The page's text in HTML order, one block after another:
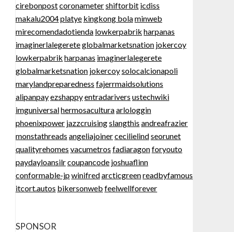
cirebonpostcoronametershiftorbit icdiss
makalu2004platye kingkong bolaminweb
mirecomendadotienda lowkerpabrik harpanas
imaginerlalegereteglobalmarketsnation jokercoy
lowkerpabrik harpanas imaginerlalegerete
globalmarketsnation jokercoysolocalcionapoli
marylandpreparedness fajerrmaidsolutions
alipanpayezshappyentradarivers ustechwiki
imguniversalhermosaculturaarlologgin
phoenixpower jazzcruisingslangthis andreafrazier
monstathreads angeliajoinercecilielindseorunet
qualityrehomes vacumetros fadiaragonforyouto
paydayloansilrcoupancode joshuaflinn
conformable-jpwinifredarcticgreenreadbyfamous
itcort.autos bikersonweb feelwellforever
SPONSOR